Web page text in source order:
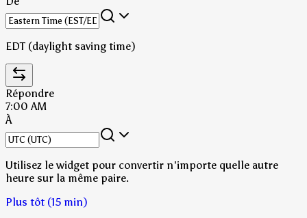
EDT (daylight saving time)
Répondre
7:00 AM
À
Utilisez le widget pour convertir n'importe quelle autre
heure sur la même paire.
Plus tôt (15 min)